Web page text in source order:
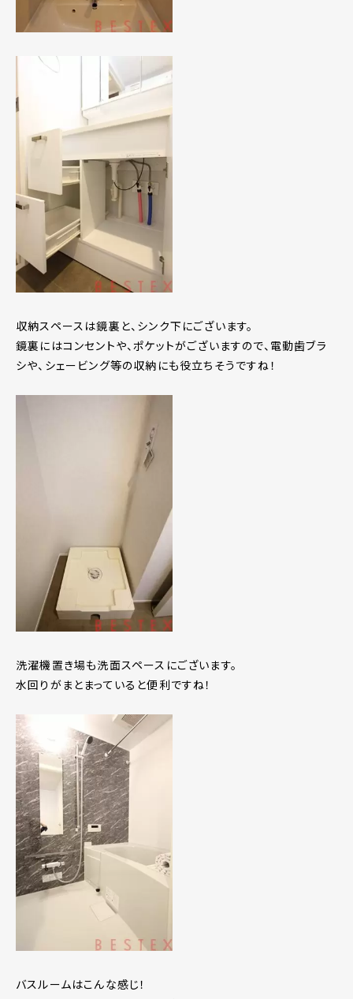
収納スペースは鏡裏と、シンク下にございます。
鏡裏にはコンセントや、ポケットがございますので、電動歯ブラ
シや、シェービング等の収納にも役立ちそうですね！
洗濯機置き場も洗面スペースにございます。
水回りがまとまっていると便利ですね！
バスルームはこんな感じ！